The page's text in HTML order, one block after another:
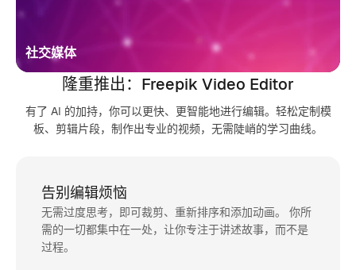
社交媒体
隆重推出：Freepik Video Editor
有了 AI 的加持，你可以更快、更智能地进行编辑。轻松定制模
板、剪辑片段，制作出专业的视频，无需陡峭的学习曲线。
告别编辑烦恼
无需过度思考，即可裁剪、重新排序和添加动画。 你所
需的一切都集中在一处，让你专注于讲述故事，而不是
过程。